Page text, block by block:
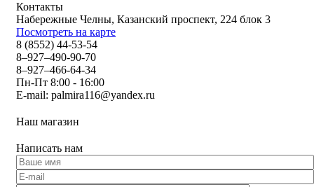
Контакты
Набережные Челны, Казанский проспект, 224 блок 3
Посмотреть на карте
8 (8552) 44-53-54
8–927–490-90-70
8–927–466-64-34
Пн-Пт 8:00 - 16:00
E-mail: palmira116@yandex.ru
Наш магазин
Написать нам